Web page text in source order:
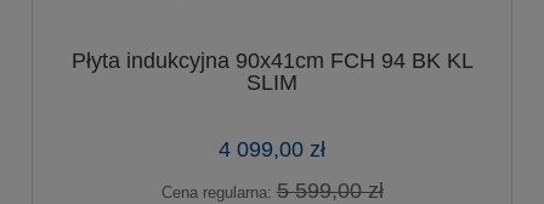
Płyta indukcyjna 90x41cm FCH 94 BK KL
SLIM
4 099,00 zł
Cena regularna:5 599,00 zł